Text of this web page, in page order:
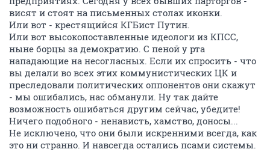
висят и стоят на письменных столах иконки.
Или вот - крестящийся КГБист Путин.
Или вот высокопоставленные идеологи из КПСС,
ныне борцы за демократию. С пеной у рта
нападающие на несогласных. Если их спросить - что
вы делали во всех этих коммунистических ЦК и
преследовали политических оппонентов они скажут
- мы ошибались, нас обманули. Ну так дайте
возможность ошибаться другим сейчас, убедите!
Ничего подобного - ненависть, хамство, доносы...
Не исключено, что они были искренними всегда, как
это ни странно. И навсегда остались псами системы.